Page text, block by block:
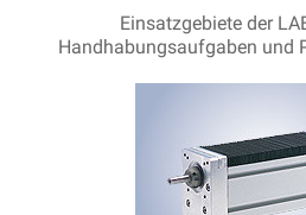
Einsatzgebiete der
Handhabungsaufgaben und